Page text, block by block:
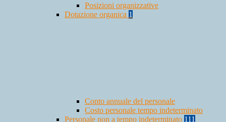
Posizioni organizzative
Dotazione organica 1
Conto annuale del personale
Costo personale tempo indeterminato
Personale non a tempo indeterminato 111